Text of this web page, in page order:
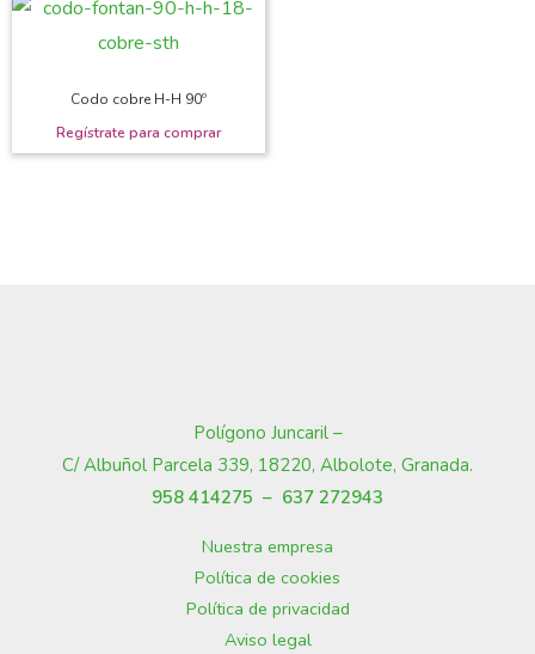
Codo cobre H-H 90º
Polígono Juncaril –
C/ Albuñol Parcela 339, 18220, Albolote, Granada.
958 414275 – 637 272943
Nuestra empresa
Política de cookies
Política de privacidad
Aviso legal